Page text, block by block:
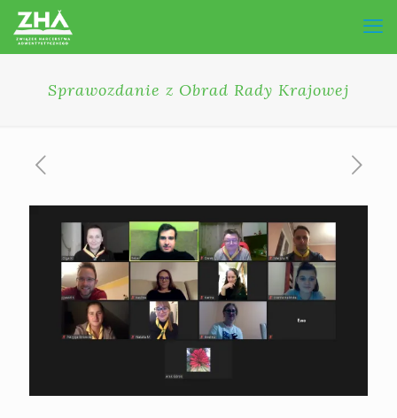
Sprawozdanie z Obrad Rady Krajowej